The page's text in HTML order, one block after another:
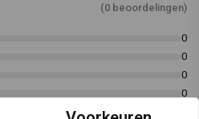
chassis - Het stretch Hydradry
met D3O®
gemaakt van DuPont™ Kevlar®
(0 beoordelingen)
0
0
0
0